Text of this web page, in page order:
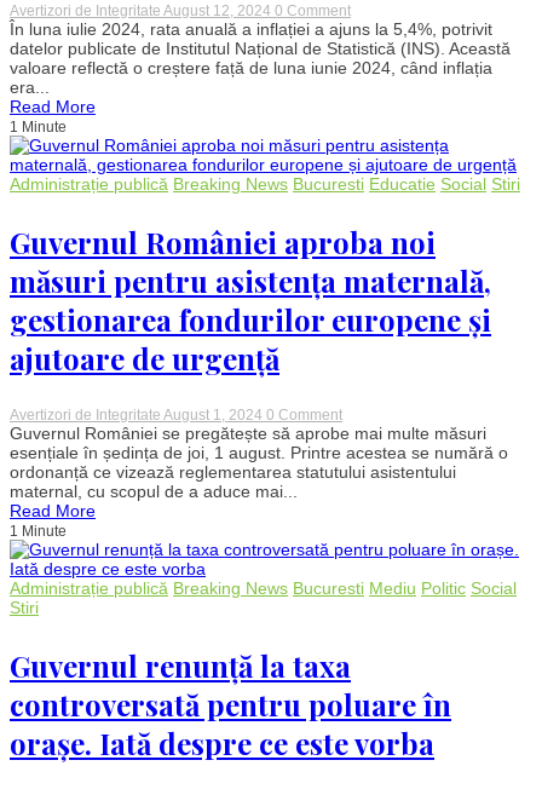
Avertizori de Integritate August 12, 2024 0 Commenton
Scumpiri
incontrolabile:
Impactul
neașteptat
iulie
2024
În luna iulie 2024, rata anuală a inflației a ajuns la 5,4%, potrivit
datelor publicate de Institutul Național de Statistică (INS). Această
valoare reflectă o creștere față de luna iunie 2024, când inflația
era...
Read More
1 Minute
Administrație publică Breaking News Bucuresti Educatie Social Stiri
Guvernul României aproba noi
măsuri pentru asistența maternală,
gestionarea fondurilor europene și
ajutoare de urgență
Avertizori de Integritate August 1, 2024 0 Commenton
Guvernul
României
aproba
noi
maternală,
fondurilor
europene
urgență
Guvernul României se pregătește să aprobe mai multe măsuri
esențiale în ședința de joi, 1 august. Printre acestea se numără o
ordonanță ce vizează reglementarea statutului asistentului
maternal, cu scopul de a aduce mai...
Read More
1 Minute
Administrație publică Breaking News Bucuresti Mediu Politic Social
Stiri
Guvernul renunță la taxa
controversată pentru poluare în
orașe. Iată despre ce este vorba